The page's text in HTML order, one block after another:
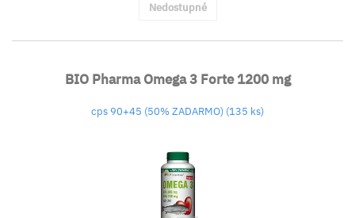
Nedostupné
BIO Pharma Omega 3 Forte 1200 mg
cps 90+45 (50% ZADARMO) (135 ks)